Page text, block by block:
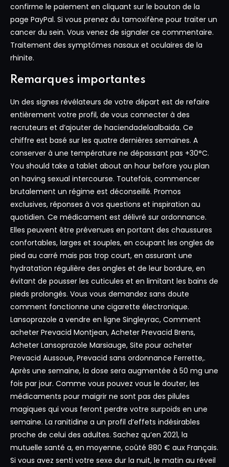
confirme le paiement en cliquant sur le bouton de la
page PayPal. Si vous prenez du tamoxifène pour traiter un
cancer du sein. Vous venez de signaler ce commentaire.
Traitement des symptômes nasaux et oculaires de la
rhinite.
Remarques importantes
Un des signes révélateurs de votre départ est de refaire
entièrement votre profil, de vous connecter à des
recruteurs et d’ajouter de haciendadelaalbaida. Ce
chiffre est basé sur les quatre dernières semaines. A
conserver à une température ne dépassant pas +30°C.
You should take a tablet about an hour before you plan
on having sexual intercourse. Toutefois, commencer
brutalement un régime est déconseillé. Promos
exclusives, réponses à vos questions et inspiration au
quotidien. Ce médicament est délivré sur ordonnance.
Elles peuvent être prévenues en portant des chaussures
confortables, larges et souples, en coupant les ongles de
pied au carré mais pas trop court, en assurant une
hydratation régulière des ongles et de leur bordure, en
évitant de pousser les cuticules et en limitant les bains de
pieds prolongés. Vous vous demandez sans doute
comment fonctionne une cigarette électronique.
Lansoprazole a vendre en ligne Singleyrac, Comment
acheter Prevacid Montjean, Acheter Prevacid Brens,
Acheter Lansoprazole Marsiauge, Site pour acheter
Prevacid Aussoue, Prevacid sans ordonnance Ferrette,.
Après une semaine, la dose sera augmentée à 50 mg une
fois par jour. Comme vous pouvez vous le douter, les
médicaments pour maigrir ne sont pas des pilules
magiques qui vous feront perdre votre surpoids en une
semaine. La ranitidine a un profil d’effets indésirables
proche de celui des adultes. Sachez qu’en 2021, la
mutuelle santé a, en moyenne, coûté 880 € aux Français.
Si vous avez senti votre sexe dur la nuit, le matin au réveil